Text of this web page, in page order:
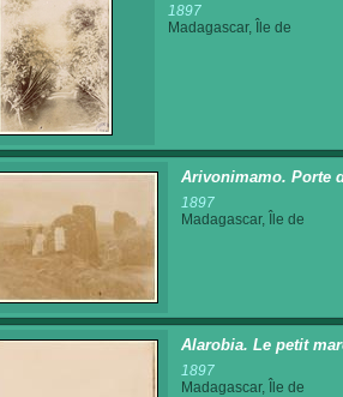
1897
Madagascar, Île de
Arivonimamo. Porte
1897
Madagascar, Île de
Alarobia. Le petit
1897
Madagascar, Île de